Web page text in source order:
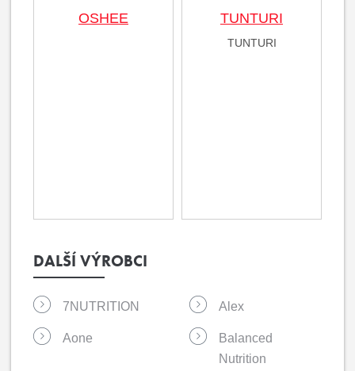
OSHEE TUNTURI
TUNTURI
DALŠÍ VÝROBCI
7NUTRITION Alex
Aone
Balanced
Nutrition